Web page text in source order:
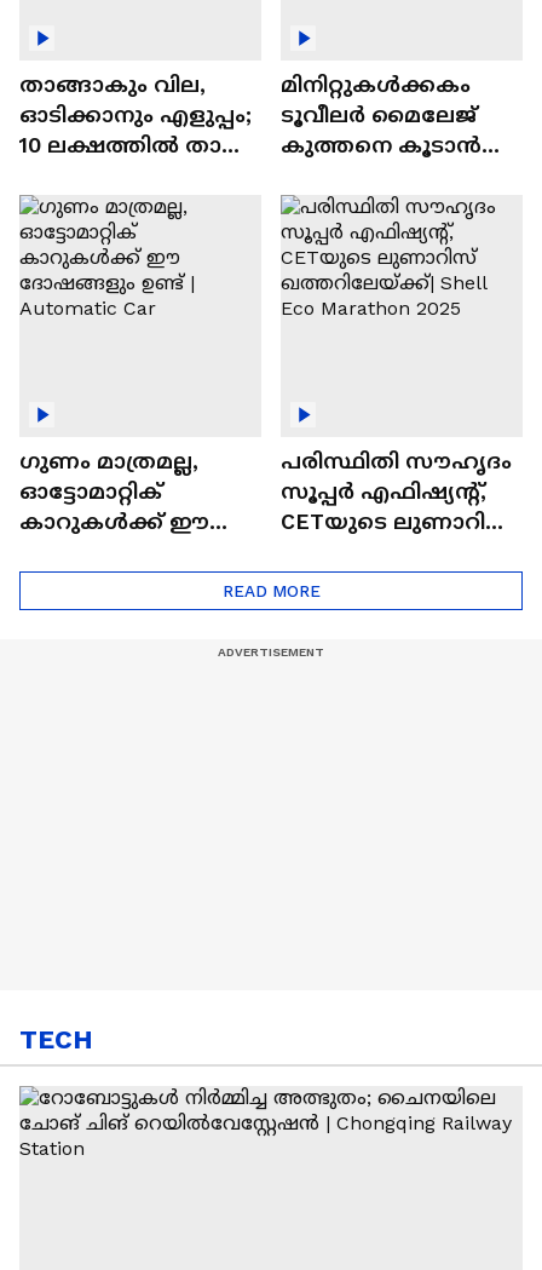
താങ്ങാകും വില,
ഓടിക്കാനും എളുപ്പം;
വിലയുള്ള
ഓട്ടോമാറ്റിക്ക്
എസ്‍യുവികൾ
മിനിറ്റുകൾക്കകം
ടൂവീലർ മൈലേജ്
ചില സൂത്രങ്ങൾ
ഗുണം മാത്രമല്ല,
ഓട്ടോമാറ്റിക്
ദോഷങ്ങളും ഉണ്ട് |
Automatic Car
പരിസ്ഥിതി സൗഹൃദം
സൂപ്പർ എഫിഷ്യന്റ്,
ഖത്തറിലേയ്ക്ക്| Shell
Eco Marathon 2025
TECH